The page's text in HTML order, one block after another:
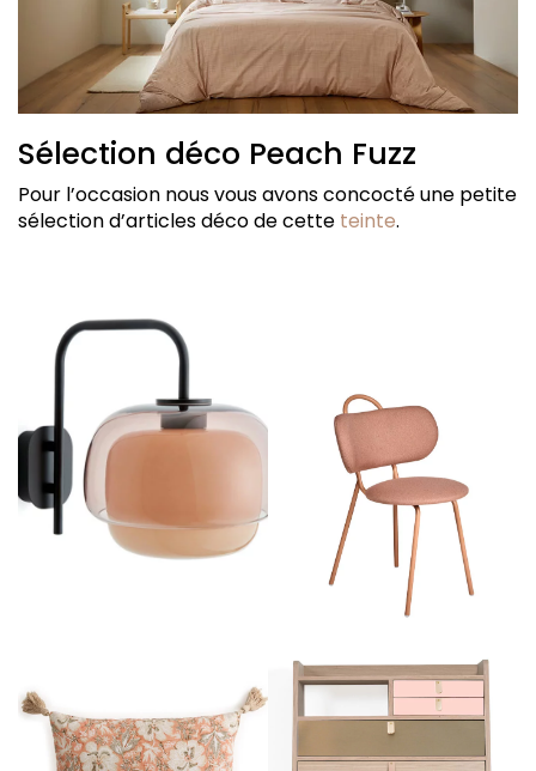
Sélection déco Peach Fuzz
Pour l’occasion nous vous avons concocté une petite
sélection d’articles déco de cette teinte.